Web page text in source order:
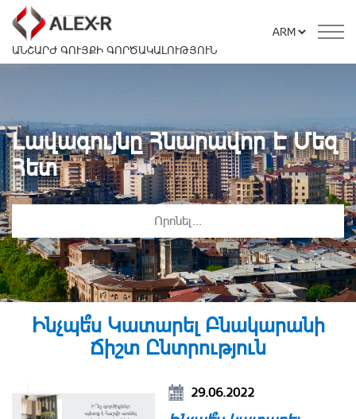
ԱՆՇԱՐԺ ԳՈՒՅՔԻ ԳՈՐԾԱԿԱԼՈՒԹՅՈՒՆ
Լավագույնը Հնարավոր Է Մեզ
Հետ
Ինչպե՞ս Կատարել Բնակարանի
Ճիշտ Ընտրություն
29.06.2022